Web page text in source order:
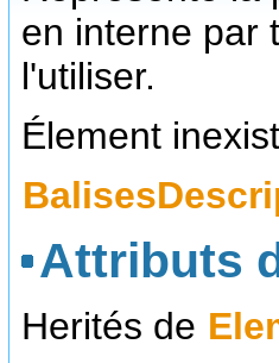
en interne par
l'utiliser.
Élement
Attributs
Herités de